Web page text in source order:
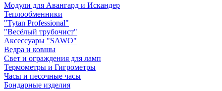
Модули для Авангард и Искандер
Теплообменники
"Tytan Professional"
"Весёлый трубочист"
Аксессуары "SAWO"
Ведра и ковшы
Свет и ограждения для ламп
Термометры и Гигрометры
Часы и песочные часы
Бондарные изделия